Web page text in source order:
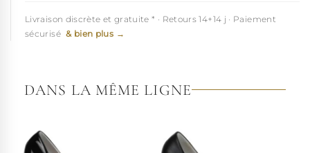
Livraison discrète et gratuite * · Retours 14+14 j · Paiement
sécurisé & bien plus →
DANS LA MÊME LIGNE